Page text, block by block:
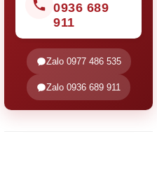
0936 689
911
Zalo 0977 486 535
Zalo 0936 689 911